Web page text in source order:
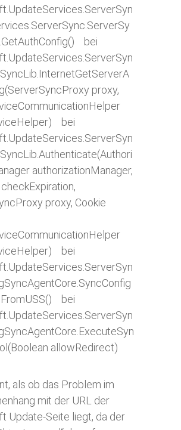
bei
proxy,
bei
authorizationManager,
proxy, Cookie
bei
bei
allowRedirect)
als ob das Problem im
mit der URL der
Update-Seite liegt, da der